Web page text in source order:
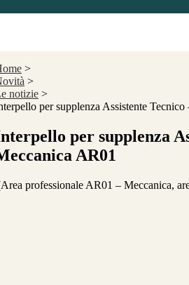
>
>
notizie >
per supplenza Assistente
per supplenza
AR01
professionale AR01 – Meccanica,